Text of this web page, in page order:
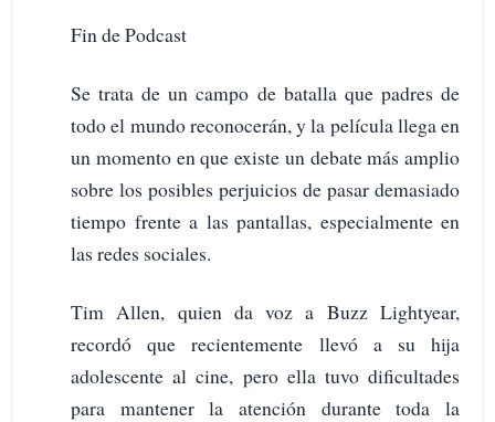
Fin de Podcast
Se trata de un campo de batalla que padres de
todo el mundo reconocerán, y la película llega en
un momento en que existe un debate más amplio
sobre los posibles perjuicios de pasar demasiado
tiempo frente a las pantallas, especialmente en
las redes sociales.
Tim Allen, quien da voz a Buzz Lightyear,
recordó que recientemente llevó a su hija
adolescente al cine, pero ella tuvo dificultades
para mantener la atención durante toda la